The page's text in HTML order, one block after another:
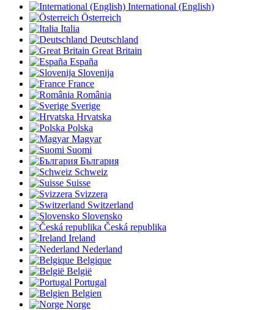
International (English)
Österreich
Italia
Deutschland
Great Britain
España
Slovenija
France
România
Sverige
Hrvatska
Polska
Magyar
Suomi
България
Schweiz
Suisse
Svizzera
Switzerland
Slovensko
Česká republika
Ireland
Nederland
Belgique
België
Portugal
Belgien
Norge